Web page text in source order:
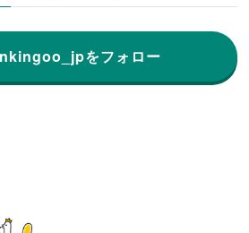
をフォロー